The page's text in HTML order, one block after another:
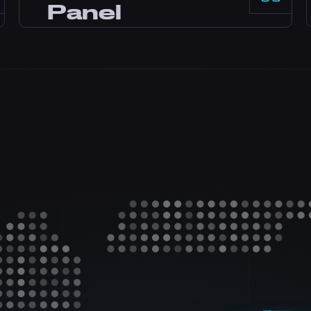
ekspertów jest dostępny przez całą dobę
na czacie na żywo, na Discordzie i za
Panel
Gier